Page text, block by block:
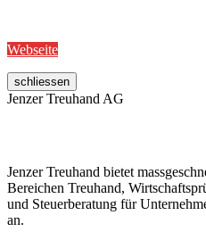
Webseite
schliessen
Jenzer Treuhand AG
Jenzer Treuhand bietet
Bereichen Treuhand,
und Steuerberatung für
an.